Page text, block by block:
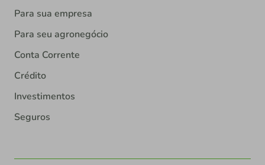
Para sua empresa
Para seu agronegócio
Conta Corrente
Crédito
Investimentos
Seguros